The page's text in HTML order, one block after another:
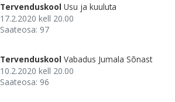
Tervenduskool Usu ja kuuluta
17.2.2020 kell 20.00
Saateosa: 97
Tervenduskool Vabadus Jumala Sõnast
10.2.2020 kell 20.00
Saateosa: 96